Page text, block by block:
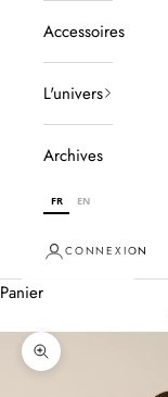
Accessoires
L'univers
Archives
FR EN
CONNEXION
Panier
Zoomer sur l'image